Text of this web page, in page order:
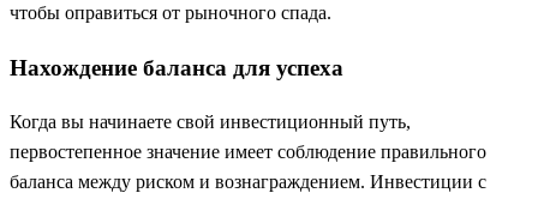
чтобы оправиться от рыночного спада.
Нахождение баланса для успеха
Когда вы начинаете свой инвестиционный путь,
первостепенное значение имеет соблюдение правильного
баланса между риском и вознаграждением. Инвестиции с